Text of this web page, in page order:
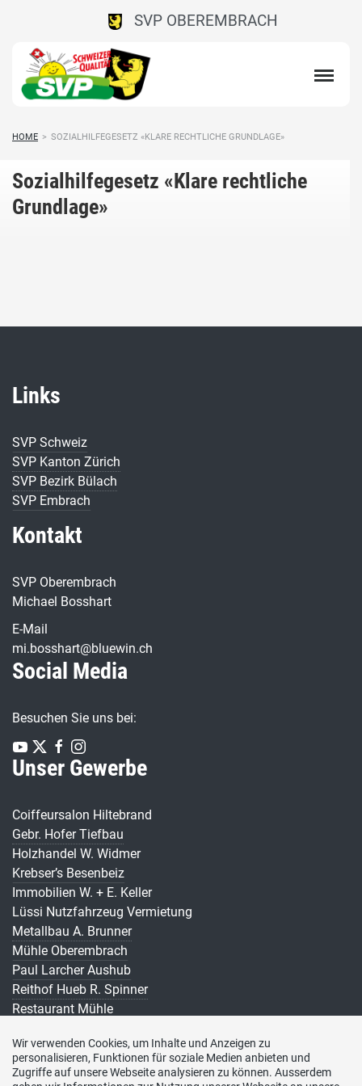
SVP OBEREMBRACH
HOME > SOZIALHILFEGESETZ «KLARE RECHTLICHE GRUNDLAGE»
Sozialhilfegesetz «Klare rechtliche
Grundlage»
Links
SVP Schweiz
SVP Kanton Zürich
SVP Bezirk Bülach
SVP Embrach
Kontakt
SVP Oberembrach
Michael Bosshart
E-Mail
mi.bosshart@bluewin.ch
Social Media
Besuchen Sie uns bei:
Unser Gewerbe
Coiffeursalon Hiltebrand
Gebr. Hofer Tiefbau
Holzhandel W. Widmer
Krebser’s Besenbeiz
Immobilien W. + E. Keller
Lüssi Nutzfahrzeug Vermietung
Metallbau A. Brunner
Mühle Oberembrach
Paul Larcher Aushub
Reithof Hueb R. Spinner
Restaurant Mühle
Schlosserei F. Moser
Susann’s Besenbeiz s. Spinner
Wir verwenden Cookies, um Inhalte und Anzeigen zu
personalisieren, Funktionen für soziale Medien anbieten und
Zugriffe auf unsere Webseite analysieren zu können. Ausserdem